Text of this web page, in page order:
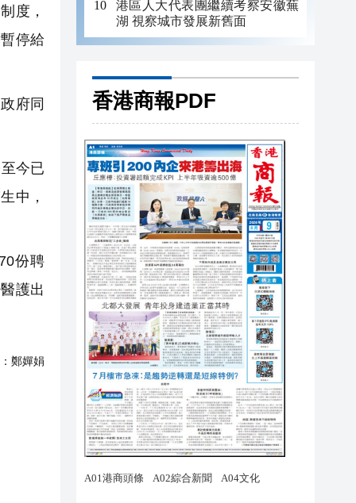
度，
停給
府同
今已
中，
份聘
護出
鄭嬋娟
港區人大代表團繼續考察安徽蕪
湖 視察城市發展新舊面
香港商報PDF